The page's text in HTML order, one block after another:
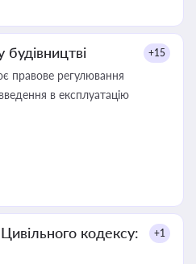
+15
правове регулювання
в експлуатацію
кодексу:
+1